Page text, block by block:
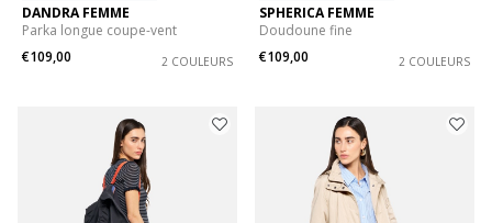
DANDRA FEMME
Parka longue coupe-vent
€109,00
2 COULEURS
SPHERICA FEMME
Doudoune fine
€109,00
2 COULEURS